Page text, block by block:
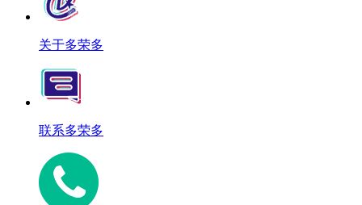
关于多荣多
联系多荣多